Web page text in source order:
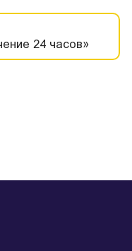
24 часов»